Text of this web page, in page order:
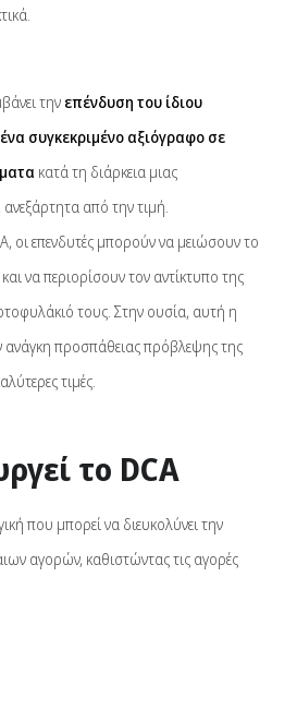
την επένδυση του ίδιου
συγκεκριμένο αξιόγραφο σε
κατά τη διάρκεια μιας
από την τιμή.
οι επενδυτές μπορούν να μειώσουν το
να περιορίσουν τον αντίκτυπο της
τους. Στην ουσία, αυτή η
ανάγκη προσπάθειας πρόβλεψης της
τιμές.
το DCA
που μπορεί να διευκολύνει την
αγορών, καθιστώντας τις αγορές